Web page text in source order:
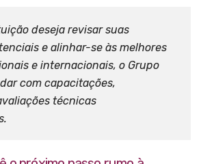
deseja revisar suas
e alinhar-se às melhores
e internacionais, o Grupo
com capacitações,
técnicas